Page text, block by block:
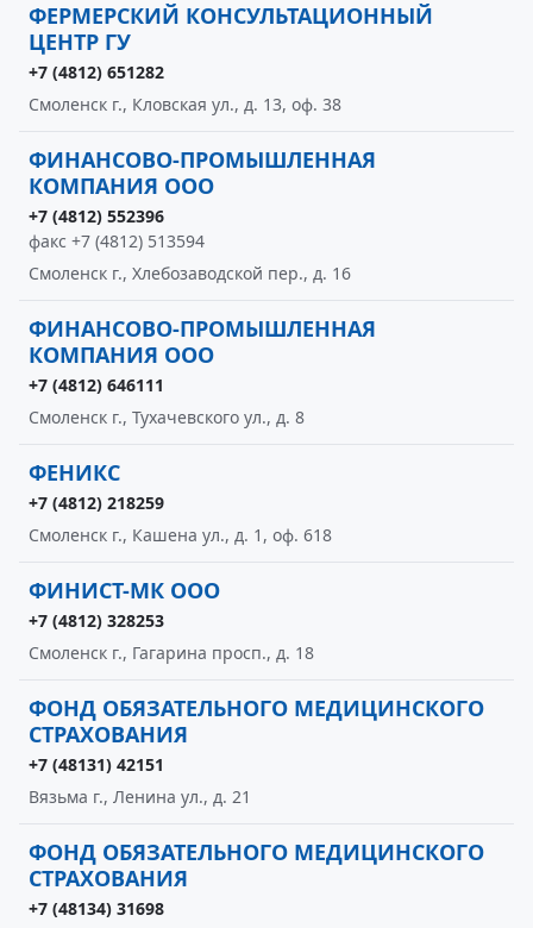
ФЕРМЕРСКИЙ КОНСУЛЬТАЦИОННЫЙ
ЦЕНТР ГУ
+7 (4812) 651282
Смоленск г., Кловская ул., д. 13, оф. 38
ФИНАНСОВО-ПРОМЫШЛЕННАЯ
КОМПАНИЯ ООО
+7 (4812) 552396
факс +7 (4812) 513594
Смоленск г., Хлебозаводской пер., д. 16
ФИНАНСОВО-ПРОМЫШЛЕННАЯ
КОМПАНИЯ ООО
+7 (4812) 646111
Смоленск г., Тухачевского ул., д. 8
ФЕНИКС
+7 (4812) 218259
Смоленск г., Кашена ул., д. 1, оф. 618
ФИНИСТ-МК ООО
+7 (4812) 328253
Смоленск г., Гагарина просп., д. 18
ФОНД ОБЯЗАТЕЛЬНОГО МЕДИЦИНСКОГО
СТРАХОВАНИЯ
+7 (48131) 42151
Вязьма г., Ленина ул., д. 21
ФОНД ОБЯЗАТЕЛЬНОГО МЕДИЦИНСКОГО
СТРАХОВАНИЯ
+7 (48134) 31698